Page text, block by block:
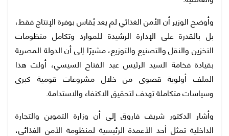
وأوضح الوزير أن الأمن الغذائي لم يعد يُقاس بوفرة الإنتاج فقط،
بل بالقدرة على الإدارة الرشيدة للموارد وتكامل منظومات
التخزين والنقل والتصنيع والتوزيع، مشيرًا إلى أن الدولة المصرية
بقيادة فخامة السيد الرئيس عبد الفتاح السيسي، أولت هذا
الملف أولوية قصوى من خلال مشروعات قومية كبرى
وسياسات متكاملة تهدف لتحقيق الاكتفاء والاستدامة.
وأشار الدكتور شريف فاروق إلى أن وزارة التموين والتجارة
الداخلية تمثل أحد الأعمدة الرئيسية لمنظومة الأمن الغذائي،